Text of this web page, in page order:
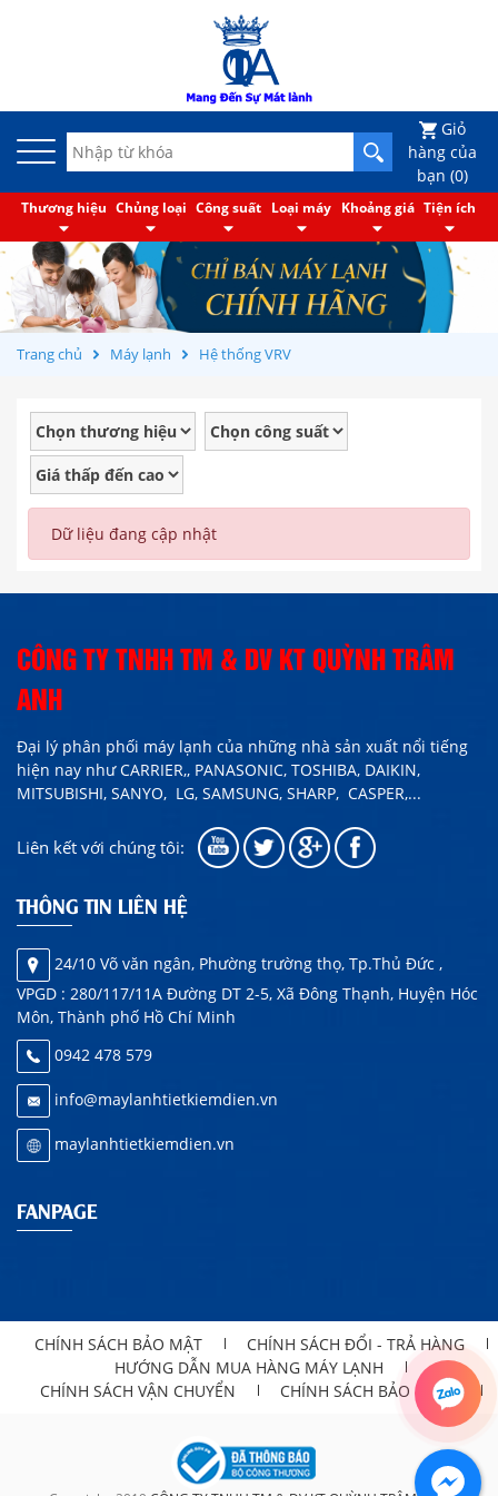
Giỏ
hàng của
bạn (0)
Thương hiệu Chủng loại Công suất Loại máy Khoảng giá Tiện ích
Trang chủ Máy lạnh Hệ thống VRV
Dữ liệu đang cập nhật
CÔNG TY TNHH TM & DV KT QUỲNH TRÂM
ANH
Đại lý phân phối máy lạnh của những nhà sản xuất nổi tiếng
hiện nay nhưCARRIER,, PANASONIC, TOSHIBA, DAIKIN,
MITSUBISHI, SANYO, LG, SAMSUNG, SHARP, CASPER,...
Liên kết với chúng tôi:
THÔNG TIN LIÊN HỆ
24/10 Võ văn ngân, Phường trường thọ, Tp.Thủ Đức ,
VPGD : 280/117/11A Đường DT 2-5, Xã Đông Thạnh, Huyện Hóc
Môn, Thành phố Hồ Chí Minh
0942 478 579
info@maylanhtietkiemdien.vn
maylanhtietkiemdien.vn
FANPAGE
CHÍNH SÁCH BẢO MẬT
CHÍNH SÁCH ĐỔI - TRẢ HÀNG
HƯỚNG DẪN MUA HÀNG MÁY LẠNH
CHÍNH SÁCH VẬN CHUYỂN
CHÍNH SÁCH BẢO HÀNH